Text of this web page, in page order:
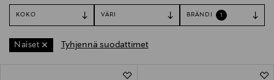
KOKO VÄRI BRÄNDI 1
Naiset Tyhjennä suodattimet